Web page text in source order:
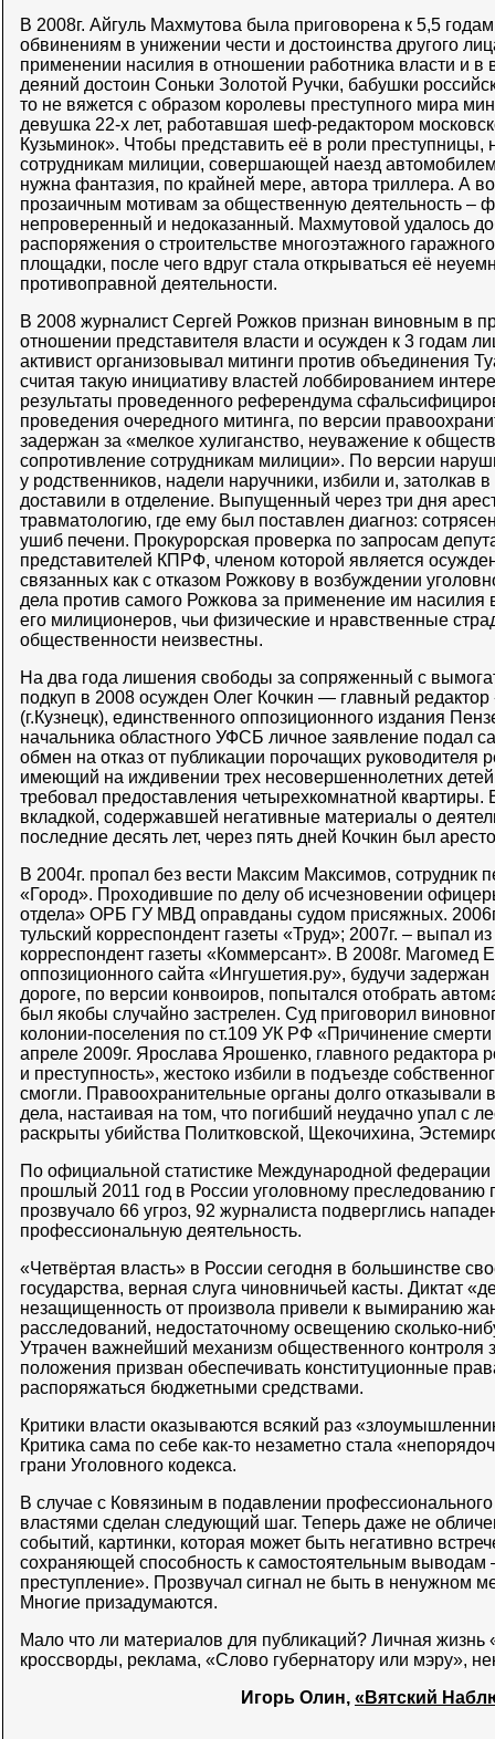
В 2008г. Айгуль Махмутова была приговорена к 5,5
обвинениям в унижении чести и достоинства другого
применении насилия в отношении работника власти и в
деяний достоин Соньки Золотой Ручки, бабушки
то не вяжется с образом королевы преступного мира
девушка 22-х лет, работавшая шеф-редактором
Кузьминок». Чтобы представить её в роли преступницы,
сотрудникам милиции, совершающей наезд автомобилем
нужна фантазия, по крайней мере, автора триллера. А
прозаичным мотивам за общественную деятельность –
непроверенный и недоказанный. Махмутовой удалось
распоряжения о строительстве многоэтажного
площадки, после чего вдруг стала открываться её
противоправной деятельности.
В 2008 журналист Сергей Рожков признан виновным в
отношении представителя власти и осужден к 3 годам
активист организовывал митинги против объединения
считая такую инициативу властей лоббированием
результаты проведенного референдума
проведения очередного митинга, по версии
задержан за «мелкое хулиганство, неуважение к
сопротивление сотрудникам милиции». По версии
у родственников, надели наручники, избили и, затолкав
доставили в отделение. Выпущенный через три дня
травматологию, где ему был поставлен диагноз:
ушиб печени. Прокурорская проверка по запросам
представителей КПРФ, членом которой является
связанных как с отказом Рожкову в возбуждении
дела против самого Рожкова за применение им
его милиционеров, чьи физические и нравственные
общественности неизвестны.
На два года лишения свободы за сопряженный с
подкуп в 2008 осужден Олег Кочкин — главный
(г.Кузнецк), единственного оппозиционного издания
начальника областного УФСБ личное заявление подал
обмен на отказ от публикации порочащих руководителя
имеющий на иждивении трех несовершеннолетних
требовал предоставления четырехкомнатной квартиры.
вкладкой, содержавшей негативные материалы о
последние десять лет, через пять дней Кочкин был
В 2004г. пропал без вести Максим Максимов, сотрудник
«Город». Проходившие по делу об исчезновении
отдела» ОРБ ГУ МВД оправданы судом присяжных.
тульский корреспондент газеты «Труд»; 2007г. – выпал
корреспондент газеты «Коммерсант». В 2008г. Магомед
оппозиционного сайта «Ингушетия.ру», будучи
дороге, по версии конвоиров, попытался отобрать
был якобы случайно застрелен. Суд приговорил
колонии-поселения по ст.109 УК РФ «Причинение
апреле 2009г. Ярослава Ярошенко, главного редактора
и преступность», жестоко избили в подъезде
смогли. Правоохранительные органы долго отказывали
дела, настаивая на том, что погибший неудачно упал с
раскрыты убийства Политковской, Щекочихина,
По официальной статистике Международной федерации
прошлый 2011 год в России уголовному преследованию
прозвучало 66 угроз, 92 журналиста подверглись
профессиональную деятельность.
«Четвёртая власть» в России сегодня в большинстве
государства, верная слуга чиновничьей касты. Диктат
незащищенность от произвола привели к вымиранию
расследований, недостаточному освещению сколько-
Утрачен важнейший механизм общественного контроля
положения призван обеспечивать конституционные
распоряжаться бюджетными средствами.
Критики власти оказываются всякий раз
Критика сама по себе как-то незаметно стала
грани Уголовного кодекса.
В случае с Ковязиным в подавлении
властями сделан следующий шаг. Теперь даже не
событий, картинки, которая может быть негативно
сохраняющей способность к самостоятельным выводам
преступление». Прозвучал сигнал не быть в ненужном
Многие призадумаются.
Мало что ли материалов для публикаций? Личная жизнь
кроссворды, реклама, «Слово губернатору или мэру»,
Игорь Олин, «Вятский